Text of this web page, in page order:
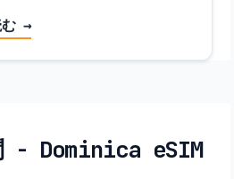
む →
- Dominica eSIM